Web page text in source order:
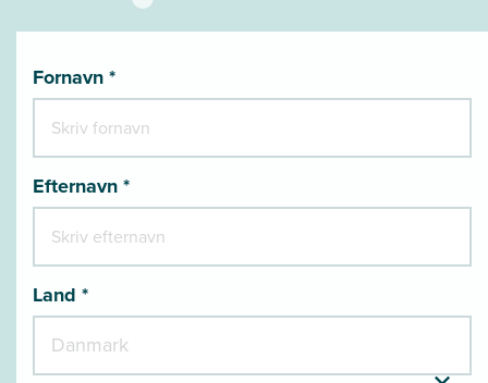
Fornavn *
Efternavn *
Land *